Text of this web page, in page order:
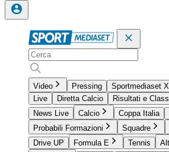
Video Pressing Sportmediaset
Live
Diretta Calcio
Risultati e
News Live
Calcio Coppa Italia
Probabili Formazioni
Squadre
Drive UP
Formula E Tennis